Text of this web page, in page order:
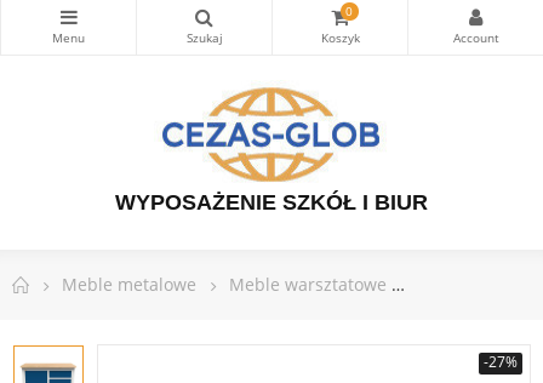
0
WYPOSAŻENIE SZKÓŁ I BIUR
Meble metalowe Meble warsztatowe
-27%